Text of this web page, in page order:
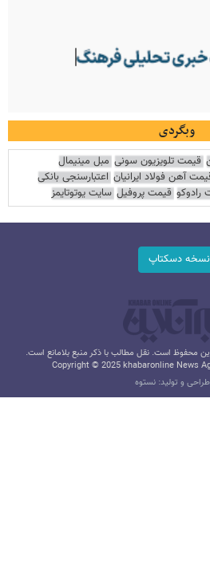
وبگردی
قیمت تلویزیون سونی مبل مینیمال
آهن فولاد ایرانیان اعتبارسنجی بانکی
قیمت پروفیل سایت یوتوتایمز
نسخه دسکتاپ
محفوظ است. نقل مطالب با ذکر منبع بلامانع است.
Copyright © 2025 khabaronline News
طراحی و تولید: نستوه